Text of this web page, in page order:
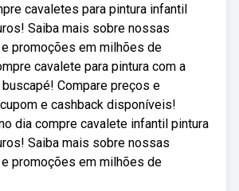
cavaletes para pintura infantil
Saiba mais sobre nossas
promoções em milhões de
cavalete para pintura com a
Compare preços e
e cashback disponíveis!
dia compre cavalete infantil pintura
Saiba mais sobre nossas
promoções em milhões de